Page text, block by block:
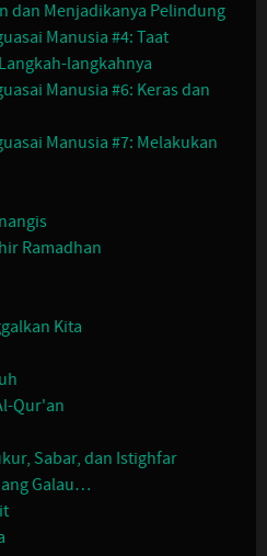
dan Menjadikanya Pelindung
Manusia #4: Taat
langkahnya
Manusia #6: Keras dan
Manusia #7: Melakukan
Ramadhan
Kita
Qur'an
Sabar, dan Istighfar
Galau…